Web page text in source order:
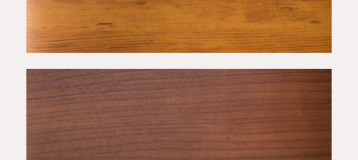
193 WIŚNIA
CIEMNA 25